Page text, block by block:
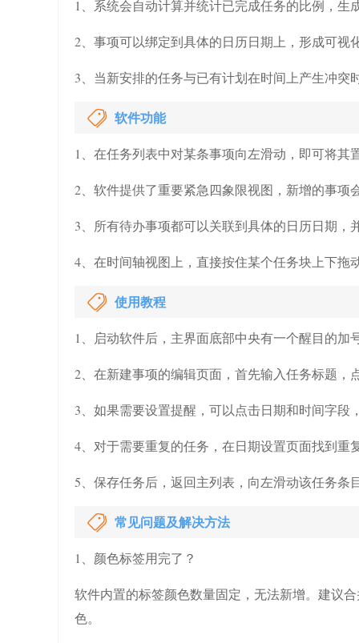
1、系统会自动计算并统计已完成任务的比例，
2、事项可以绑定到具体的日历日期上，形成可
3、当新安排的任务与已有计划在时间上产生冲
软件功能
1、在任务列表中对某条事项向左滑动，即可将
2、软件提供了重要紧急四象限视图，新增的事
3、所有待办事项都可以关联到具体的日历日期
4、在时间轴视图上，直接按住某个任务块上下
使用教程
1、启动软件后，主界面底部中央有一个醒目的
2、在新建事项的编辑页面，首先输入任务标题
3、如果需要设置提醒，可以点击日期和时间字
4、对于需要重复的任务，在日期设置页面找到
5、保存任务后，返回主列表，向左滑动该任务
常见问题及解决方法
1、颜色标签用完了？
软件内置的标签颜色数量固定，无法新增。建议
色。